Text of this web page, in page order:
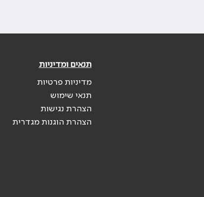
תנאים ומדיניות
מדיניות פרטיות
תנאי שימוש
הצהרת נגישות
הצהרת הוגנות מגדרית